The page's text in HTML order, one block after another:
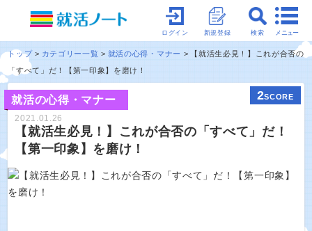
メニュー
検索
新規登録
ログイン
トップ カテゴリー一覧 就活の心得・マナー
【就活生必見！】これが合否の
「すべて」だ！【第一印象】を磨け！
就活の心得・マナー 2SCORE
2021.01.26
【就活生必見！】これが合否の「すべて」だ！
【第一印象】を磨け！